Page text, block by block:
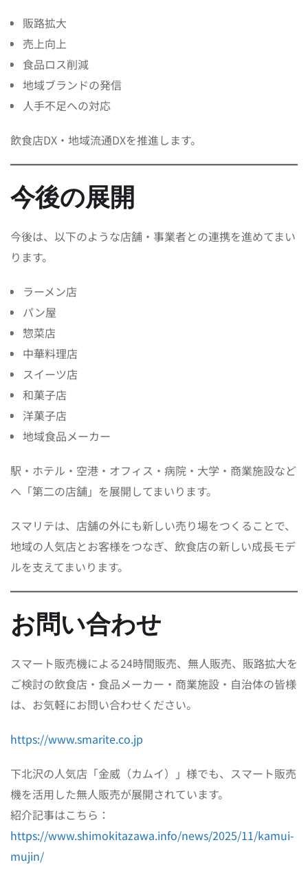
販路拡大
売上向上
食品ロス削減
地域ブランドの発信
人手不足への対応
飲食店DX・地域流通DXを推進します。
今後の展開
今後は、以下のような店舗・事業者との連携を進めてまい
ります。
ラーメン店
パン屋
惣菜店
中華料理店
スイーツ店
和菓子店
洋菓子店
地域食品メーカー
駅・ホテル・空港・オフィス・病院・大学・商業施設など
へ「第二の店舗」を展開してまいります。
スマリテは、店舗の外にも新しい売り場をつくることで、
地域の人気店とお客様をつなぎ、飲食店の新しい成長モデ
ルを支えてまいります。
お問い合わせ
スマート販売機による24時間販売、無人販売、販路拡大を
ご検討の飲食店・食品メーカー・商業施設・自治体の皆様
は、お気軽にお問い合わせください。
https://www.smarite.co.jp
下北沢の人気店「金威（カムイ）」様でも、スマート販売
機を活用した無人販売が展開されています。
紹介記事はこちら：
https://www.shimokitazawa.info/news/2025/11/kamui-
mujin/